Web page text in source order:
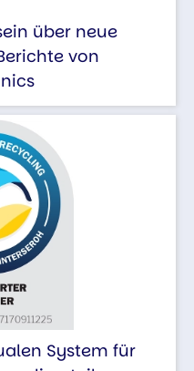
über neue
von
System für